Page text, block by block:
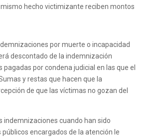
hecho victimizante reciben montos
por muerte o incapacidad
descontado de la indemnización
por condena judicial en las que el
y restas que hacen que la
de que las víctimas no gozan del
cuando han sido
encargados de la atención le